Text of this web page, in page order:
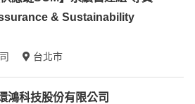
& Sustainability
台北市
鴻科技股份有限公司